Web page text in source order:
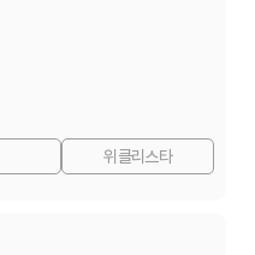
위클리스타